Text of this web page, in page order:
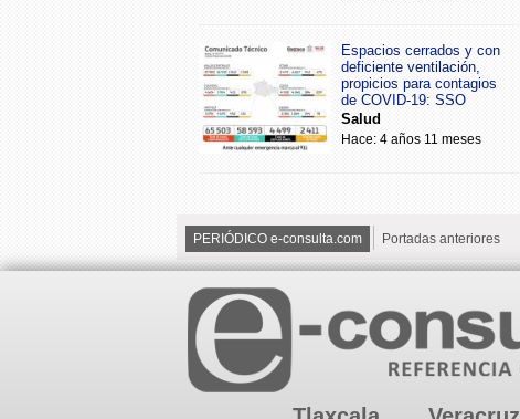
Espacios cerrados y con
deficiente ventilación,
propicios para contagios
de COVID-19: SSO
Salud
Hace: 4 años 11 meses
PERIÓDICO e-consulta.com Portadas anteriores